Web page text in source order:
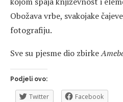
Obožava vrbe, svakojake
fotografiju.
Sve su pjesme dio zbirke
Podjeli ovo:
Twitter Facebook